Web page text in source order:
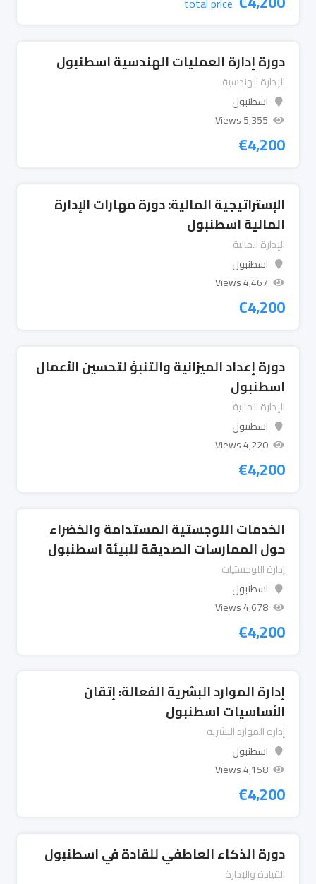
دورة إدارة العمليات الهندسية اسطنبول
الإدارة الهندسية
اسطنبول
5٬355 Views
€4,200
الإستراتيجية المالية: دورة مهارات الإدارة
المالية اسطنبول
الإدارة المالية
اسطنبول
4٬467 Views
€4,200
دورة إعداد الميزانية والتنبؤ لتحسين الأعمال
اسطنبول
الإدارة المالية
اسطنبول
4٬220 Views
€4,200
الخدمات اللوجستية المستدامة والخضراء
حول الممارسات الصديقة للبيئة اسطنبول
إدارة اللوجستيات
اسطنبول
4٬678 Views
€4,200
إدارة الموارد البشرية الفعالة: إتقان
الأساسيات اسطنبول
إدارة الموارد البشرية
اسطنبول
4٬158 Views
€4,200
دورة الذكاء العاطفي للقادة في اسطنبول
القيادة والإدارة